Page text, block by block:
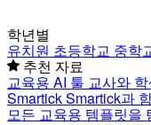
학년별
유치원 초등학교 중학
추천 자료
교육용 AI 툴 교사와
SmartickSmartick과
모든 교육용 템플릿을